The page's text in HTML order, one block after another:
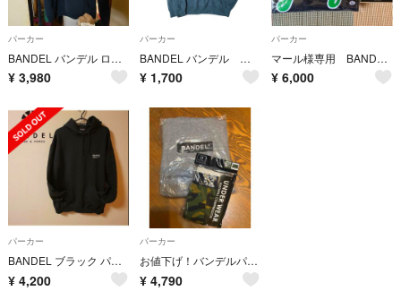
パーカー
BANDEL バンデル ロゴ パーカー ブラック M
¥ 3,980
パーカー
BANDEL バンデル パーカー M
¥ 1,700
パーカー
マール様専用 BANDEL トレーナー ゴルフウェア ネックレス、ブレスレット
¥ 6,000
パーカー
BANDEL ブラック パーカー メンズ バンデル トレーニングウェア 新品
¥ 4,200
パーカー
お値下げ！バンデルパーカー&ボクサーセット
¥ 4,790